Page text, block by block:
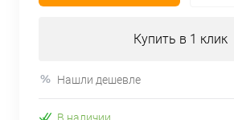
Купить в 1 клик
Нашли дешевле
В наличии